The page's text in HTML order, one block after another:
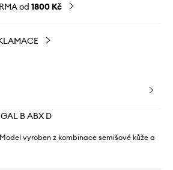
od 1800 Kč
B ABX D
vyroben z kombinace semišové kůže a